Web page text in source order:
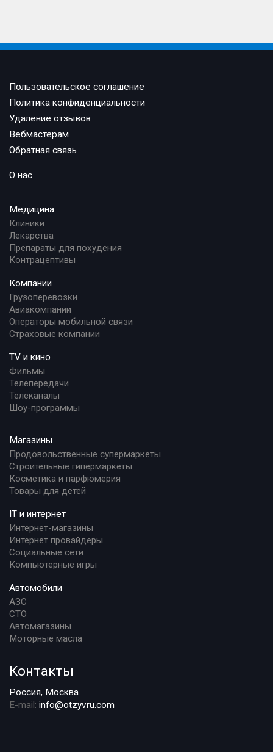
Пользовательское соглашение
Политика конфиденциальности
Удаление отзывов
Вебмастерам
Обратная связь
О нас
Медицина
Клиники
Лекарства
Препараты для похудения
Контрацептивы
Компании
Грузоперевозки
Авиакомпании
Операторы мобильной связи
Страховые компании
TV и кино
Фильмы
Телепередачи
Телеканалы
Шоу-программы
Магазины
Продовольственные супермаркеты
Строительные гипермаркеты
Косметика и парфюмерия
Товары для детей
IT и интернет
Интернет-магазины
Интернет провайдеры
Социальные сети
Компьютерные игры
Автомобили
АЗС
СТО
Автомагазины
Моторные масла
Контакты
Россия, Москва
E-mail: info@otzyvru.com